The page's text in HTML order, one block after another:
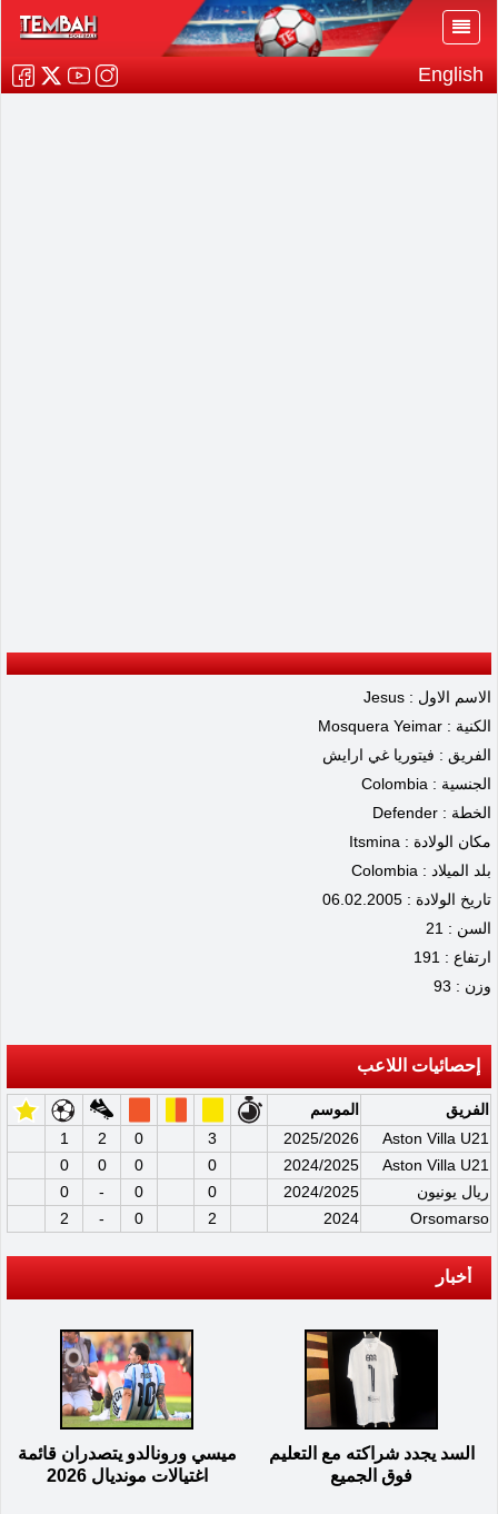
English
الاسم الاول : Jesus
الكنية : Mosquera Yeimar
الفريق : فيتوريا غي ارايش
الجنسية : Colombia
الخطة : Defender
مكان الولادة : Itsmina
بلد الميلاد : Colombia
تاريخ الولادة : 06.02.2005
السن : 21
ارتفاع : 191
وزن : 93
إحصائيات اللاعب
الفريق
الموسم
Aston Villa U21
2025/2026
3
0
2
1
Aston Villa U21
2024/2025
0
0
0
0
ريال يونيون
2024/2025
0
0
-
0
Orsomarso
2024
2
0
-
2
أخبار
السد يجدد شراكته مع التعليم
فوق الجميع
ميسي ورونالدو يتصدران قائمة
اغتيالات مونديال 2026